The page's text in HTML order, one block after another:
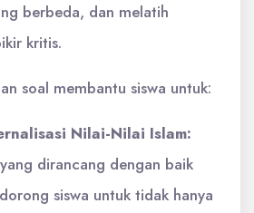
berbeda, dan melatih
kritis.
soal membantu siswa untuk:
Nilai-Nilai Islam:
dirancang dengan baik
siswa untuk tidak hanya